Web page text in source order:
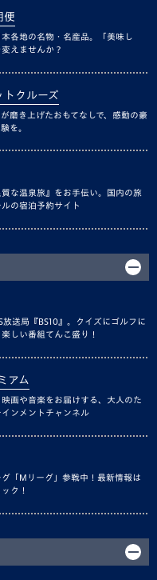
便
各地の名物・名産品。「美味し
えませんか？
トクルーズ
磨き上げたおもてなしで、感動の豪
を。
な温泉旅』をお手伝い。国内の旅
の宿泊予約サイト
放送局『BS10』。クイズにゴルフに
しい番組てんこ盛り！
アム
画や音楽をお届けする、大人のた
ンメントチャンネル
「Mリーグ」参戦中！最新情報は
ク！